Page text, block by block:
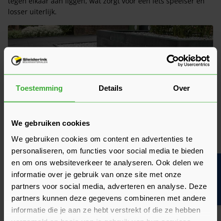
Toestemming Details Over
We gebruiken cookies
We gebruiken cookies om content en advertenties te
personaliseren, om functies voor social media te bieden
en om ons websiteverkeer te analyseren. Ook delen we
informatie over je gebruik van onze site met onze
partners voor social media, adverteren en analyse. Deze
partners kunnen deze gegevens combineren met andere
informatie die je aan ze hebt verstrekt of die ze hebben
losser uiterlijk.
Prijzen van betontegels 60x60
Betontegels 60x60 vallen zoals eerder beschreven onder het